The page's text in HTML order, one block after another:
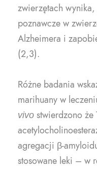
zwierzętach
poznawcze w
Alzheimera i
(2,3).
Różne badania
marihuany w
vivo stwierdzono że
agregacji β-
stosowane leki – w